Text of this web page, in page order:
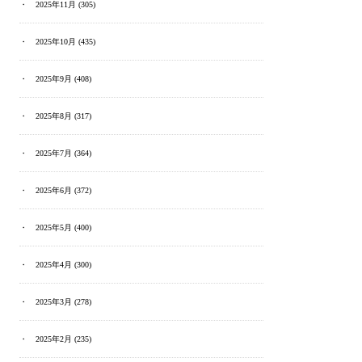
2025年11月 (305)
2025年10月 (435)
2025年9月 (408)
2025年8月 (317)
2025年7月 (364)
2025年6月 (372)
2025年5月 (400)
2025年4月 (300)
2025年3月 (278)
2025年2月 (235)